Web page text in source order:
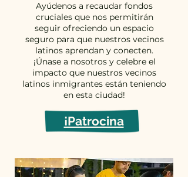
Ayúdenos a recaudar fondos
cruciales que nos permitirán
seguir ofreciendo un espacio
seguro para que nuestros vecinos
latinos aprendan y conecten.
¡Únase a nosotros y celebre el
impacto que nuestros vecinos
latinos inmigrantes están teniendo
en esta ciudad!
¡Patrocina
ahora!